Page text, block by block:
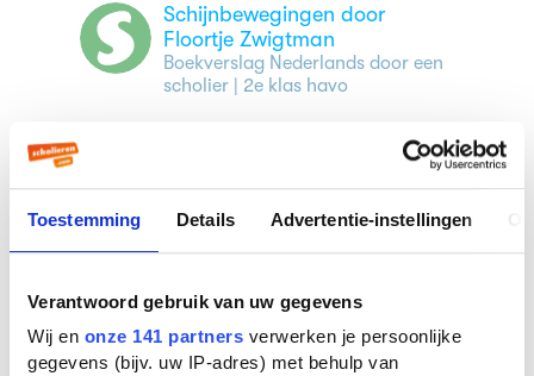
Toestemming Details Advertentie-instellingen
Verantwoord gebruik van uw gegevens
Wij en onze 141 partners verwerken je persoonlijke
gegevens (bijv. uw IP-adres) met behulp van
Schijnbewegingen door
Floortje Zwigtman
Boekverslag Nederlands door een
scholier| 2e klas havo
een scholier
| 5e klas aso
Veelgestelde vragen over